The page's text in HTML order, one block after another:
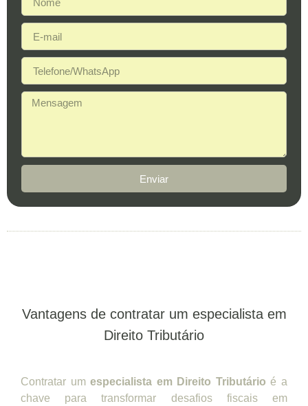
Enviar
Vantagens de contratar um especialista em
Direito Tributário
Contratar umespecialista em Direito Tributário é a
chave para transformar desafios fiscais em